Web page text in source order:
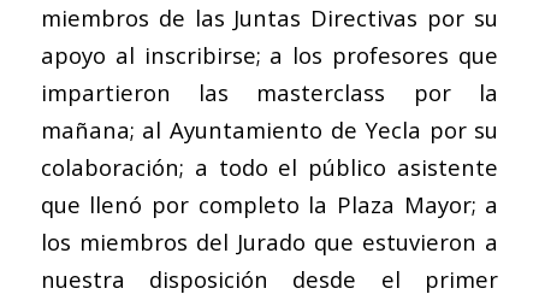
miembros de las Juntas Directivas por su
apoyo al inscribirse; a los profesores que
impartieron las masterclass por la
mañana; al Ayuntamiento de Yecla por su
colaboración; a todo el público asistente
que llenó por completo la Plaza Mayor; a
los miembros del Jurado que estuvieron a
nuestra disposición desde el primer